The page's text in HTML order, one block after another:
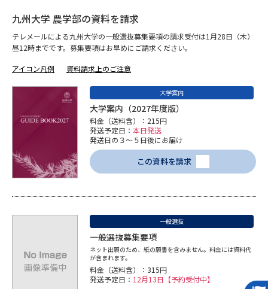
オープンキャンパスなどを調べる
オープンキャンパス検索 実施プログラムから探す
来場型・Web型イベント特集 夢ナビライブ
受験準備 資料検索
志望校・出願校を調べる
併願校選び 受験スケジュールを立てよう
先輩が入学を決めた理由 テレメール全国一斉進学調査
九州大学 農学部の資料を請求
テレメールによる九州大学の一般選抜募集要項の請求受付は1月28日（木）
昼12時までです。募集要項はお早めにご請求ください。
アイコン凡例 資料請求上のご注意
大学案内
大学案内（2027年度版）
料金（送料含）：215円
発送予定日： 本日発送
発送日の３～５日後にお届け
この資料を請求
一般選抜
一般選抜募集要項
ネット出願のため、紙の願書を含みません。料金には資料代
が含まれます。
料金（送料含）：315円
発送予定日： 12月13日【予約受付中】